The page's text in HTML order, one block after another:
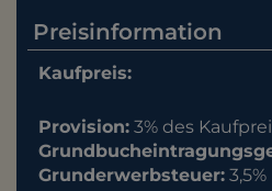
Preisinformation
Kaufpreis:
Provision: 3% des
Grunderwerbsteuer: 3,5%